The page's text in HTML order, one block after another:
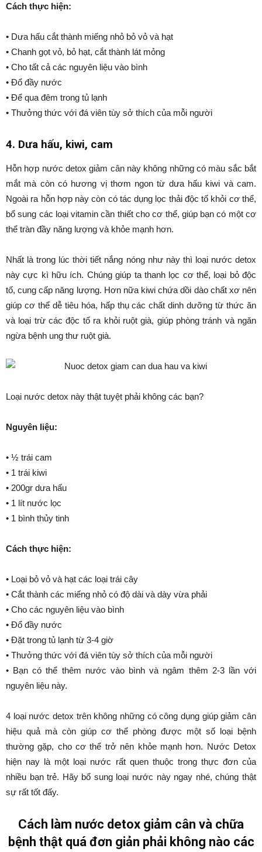
Cách thực hiện:
• Dưa hấu cắt thành miếng nhỏ bỏ vỏ và hạt
• Chanh gọt vỏ, bỏ hạt, cắt thành lát mỏng
• Cho tất cả các nguyên liệu vào bình
• Đổ đầy nước
• Để qua đêm trong tủ lạnh
• Thưởng thức với đá viên tùy sở thích của mỗi người
4. Dưa hấu, kiwi, cam
Hỗn hợp nước detox giảm cân này không những có màu sắc bắt
mắt mà còn có hương vị thơm ngon từ dưa hấu kiwi và cam.
Ngoài ra hỗn hợp này còn có tác dụng lọc thải độc tố khỏi cơ thể,
bổ sung các loại vitamin cần thiết cho cơ thể, giúp bạn có một cơ
thể tràn đầy năng lượng và khỏe mạnh hơn.
Nhất là trong lúc thời tiết nắng nóng như này thì loại nước detox
này cực kì hữu ích. Chúng giúp ta thanh lọc cơ thể, loại bỏ độc
tố, cung cấp năng lượng. Hơn nữa kiwi chứa dồi dào chất xơ nên
giúp cơ thể dễ tiêu hóa, hấp thụ các chất dinh dưỡng từ thức ăn
và loại trừ các độc tố ra khỏi ruột già, giúp phòng tránh và ngăn
ngừa bệnh ung thư ruột già.
Loại nước detox này thật tuyệt phải không các bạn?
Nguyên liệu:
• ½ trái cam
• 1 trái kiwi
• 200gr dưa hấu
• 1 lít nước lọc
• 1 bình thủy tinh
Cách thực hiện:
• Loại bỏ vỏ và hạt các loại trái cây
• Cắt thành các miếng nhỏ có độ dài và dày vừa phải
• Cho các nguyên liệu vào bình
• Đổ đầy nước
• Đặt trong tủ lạnh từ 3-4 giờ
• Thưởng thức với đá viên tùy sở thích của mỗi người
• Bạn có thể thêm nước vào bình và ngâm thêm 2-3 lần với
nguyên liệu này.
4 loại nước detox trên không những có công dụng giúp giảm cân
hiệu quả mà còn giúp cơ thể phòng được một số loại bệnh
thường gặp, cho cơ thể trở nên khỏe mạnh hơn. Nước Detox
hiện nay là một loại nước rất quen thuộc trong thực đơn của
nhiều bạn trẻ. Hãy bổ sung loại nước này ngay nhé, chúng thật
sự rất tốt đấy.
Cách làm nước detox giảm cân và chữa
bệnh thật quá đơn giản phải không nào các